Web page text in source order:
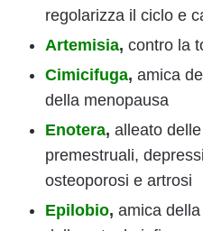
regolarizza il ciclo e
Artemisia, contro la
Cimicifuga, amica
della menopausa
Enotera, alleato
premestruali,
osteoporosi e artrosi
Epilobio, amica